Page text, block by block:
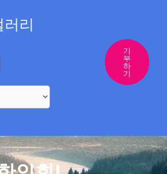
러리
기
부
하
기